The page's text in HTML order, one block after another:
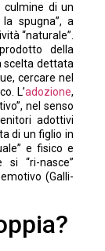
culmine di un
spugna”, a
“naturale”.
della
scelta dettata
cercare nel
L’adozione,
nel senso
adottivi
di un figlio in
e fisico e
si “ri-nasce”
(Galli-